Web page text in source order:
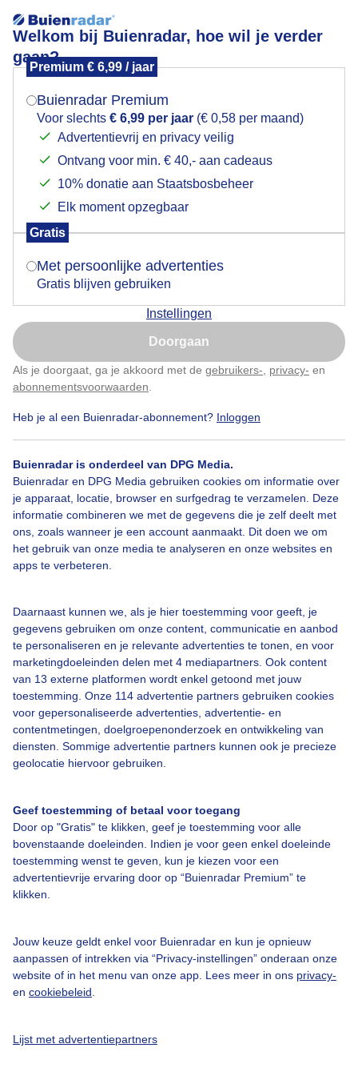
Welkom bij Buienradar, hoe wil je verder
gaan?
Premium € 6,99 / jaar
Buienradar Premium
Voor slechts € 6,99 per jaar (€ 0,58 per maand)
Advertentievrij en privacy veilig
Ontvang voor min. € 40,- aan cadeaus
10% donatie aan Staatsbosbeheer
Elk moment opzegbaar
Gratis
Met persoonlijke advertenties
Gratis blijven gebruiken
Instellingen
Doorgaan
Als je doorgaat, ga je akkoord met de gebruikers- privacy- en
abonnementsvoorwaarden
Heb je al een Buienradar-abonnement? Inloggen
Buienradar is onderdeel van DPG Media.
Buienradar en DPG Media gebruiken cookies om informatie over
je apparaat, locatie, browser en surfgedrag te verzamelen. Deze
informatie combineren we met de gegevens die je zelf deelt met
ons, zoals wanneer je een account aanmaakt. Dit doen we om
het gebruik van onze media te analyseren en onze websites en
apps te verbeteren.
Daarnaast kunnen we, als je hier toestemming voor geeft, je
gegevens gebruiken om onze content, communicatie en aanbod
te personaliseren en je relevante advertenties te tonen, en voor
marketingdoeleinden delen met 4 mediapartners. Ook content
van 13 externe platformen wordt enkel getoond met jouw
toestemming. Onze 114 advertentie partners gebruiken cookies
voor gepersonaliseerde advertenties, advertentie- en
contentmetingen, doelgroepenonderzoek en ontwikkeling van
diensten. Sommige advertentie partners kunnen ook je precieze
geolocatie hiervoor gebruiken.
Geef toestemming of betaal voor toegang
Door op "Gratis" te klikken, geef je toestemming voor alle
bovenstaande doeleinden. Indien je voor geen enkel doeleinde
toestemming wenst te geven, kun je kiezen voor een
advertentievrije ervaring door op “Buienradar Premium” te
klikken.
Jouw keuze geldt enkel voor Buienradar en kun je opnieuw
aanpassen of intrekken via “Privacy-instellingen” onderaan onze
website of in het menu van onze app. Lees meer in ons privacy-
en cookiebeleid
Lijst met advertentiepartners
Waterral
verenkleed bestaat uit een kastanjebruine bovenzijde
met zwarte strepen en een blauwgrijze onderzijde met
gestreepte flanken en een witte onderstaart. Verder
heeft de vogel een lange, dunne snavel, rode ogen en
rozebruine poten.
Door: Regina Vastenhout Gemaakt: 22-07-2020, 1361x bekeken
9
Waterral Natuur
Bekijk slideshow
Een moment geduld aub...
Over Buienradar
Veelgestelde vragen
Gebruikersvoorwaarden
Adverteren
Privacy beleid
Mogen we je locatie gebruiken voor het
Indien je hier nog geen akkoord op hebt gegeven,
verschijnt er zo een pop-up uit je browser waarin
Is goed, toon de popup
Nu niet, misschien later
Klik hierom dit aan te passen